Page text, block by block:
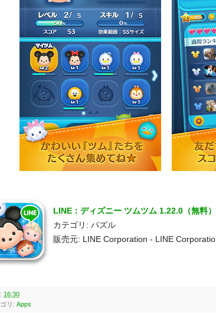
LINE：ディズニー ツムツム 1.22.0（無料）
カテゴリ: パズル
販売元: LINE Corporation - LINE
16:30
リ: Apps